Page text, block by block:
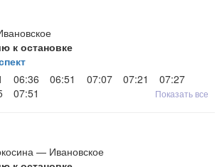
к остановке
06:36 06:51 07:07 07:21
07:27
07:51 Показать все
— Ивановское